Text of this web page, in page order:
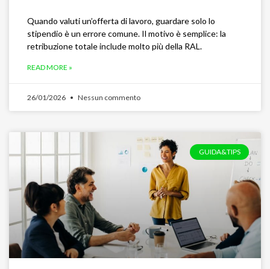
Quando valuti un’offerta di lavoro, guardare solo lo
stipendio è un errore comune. Il motivo è semplice: la
retribuzione totale include molto più della RAL.
READ MORE »
26/01/2026 Nessun commento
GUIDA&TIPS